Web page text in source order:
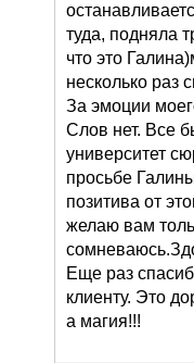
туда, подняла
что это
несколько раз
За эмоции
Слов нет. Все
университет
просьбе
позитива от
желаю вам
Еще раз
клиенту. Это
а магия!!!